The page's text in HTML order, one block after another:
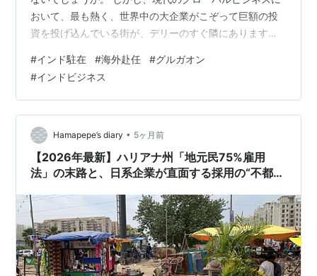
おいて、最も熱く、世界中の大企業がこぞって巨額の投
資を投げ込んでいる街が、デリーのすぐ隣にあります。
まだ知名度が低いかもしれませんが、ここにはGoogle、
Microsoft、Amazonといった世界的なテック巨頭が軒を
連ね、日系企業だけでも数百社規模が進出している、イ
ンド有数の最強ビジネス都市です。 今や「インド版シリ
コンバレー」とも称されるこの街ですが、実はわずか30
年前までは、ど…
#インド駐在 #海外赴任 #グルガオン
#インドビジネス
Hamapepe’s diary • 5ヶ月前
【2026年最新】ハリアナ州「地元民75%雇用
法」の末路と、日系企業が直面する採用の“不都合